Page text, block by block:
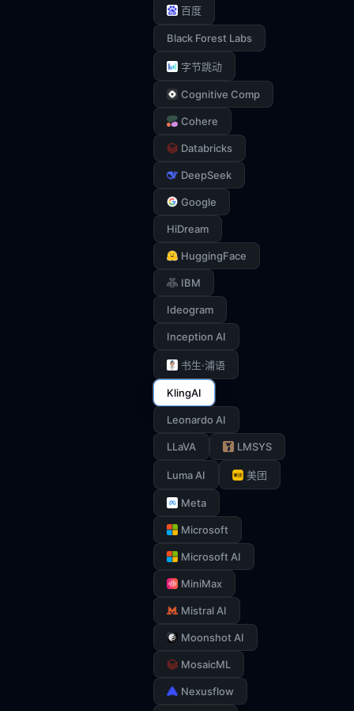
百度
Black Forest Labs
字节跳动
Cognitive Comp
Cohere
Databricks
DeepSeek
Google
HiDream
HuggingFace
IBM
Ideogram
Inception AI
书生·浦语
KlingAI
Leonardo AI
LLaVA LMSYS
Luma AI 美团
Meta
Microsoft
Microsoft AI
MiniMax
Mistral AI
Moonshot AI
MosaicML
Nexusflow